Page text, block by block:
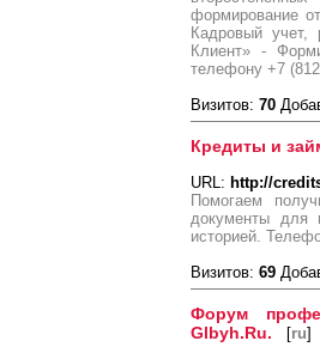
формирование
Кадровый учет,
Клиент» -
телефону +7
Визитов: 70
Кредиты и
URL: http://
Помогаем
документы для
историей.
Визитов: 69
Форум
Glbyh.Ru.
[ru]